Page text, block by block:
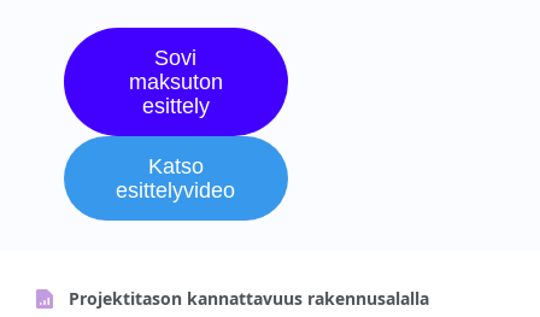
Sovi
maksuton
esittely
Katso
esittelyvideo
Projektitason kannattavuus rakennusalalla